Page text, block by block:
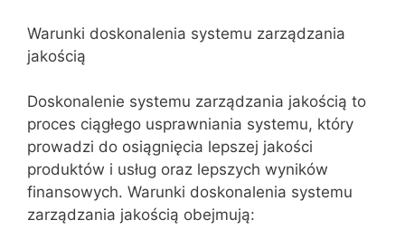
Warunki doskonalenia systemu zarządzania
jakością
Doskonalenie systemu zarządzania jakością to
proces ciągłego usprawniania systemu, który
prowadzi do osiągnięcia lepszej jakości
produktów i usług oraz lepszych wyników
finansowych. Warunki doskonalenia systemu
zarządzania jakością obejmują: